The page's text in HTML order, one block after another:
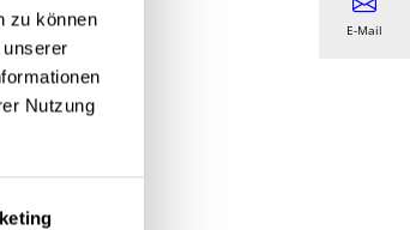
zu können
Nutzung
E-Mail